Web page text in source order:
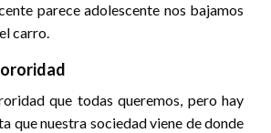
parece adolescente nos bajamos
carro.
que todas queremos, pero hay
que nuestra sociedad viene de donde